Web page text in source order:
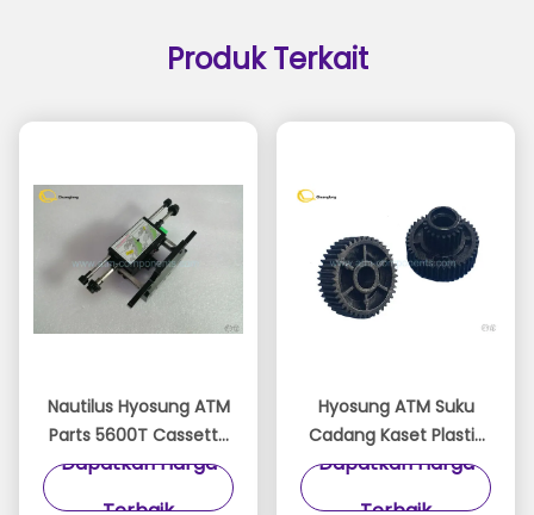
Produk Terkait
Nautilus Hyosung ATM
Parts 5600T Cassette
Push Plate Carriage
Dapatkan Harga
Hyosung ATM Suku
Cadang Kaset Plastik
Double Gear 21T 42G
Dapatkan Harga